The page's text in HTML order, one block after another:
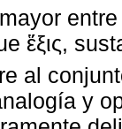
ἕξις,
al
y